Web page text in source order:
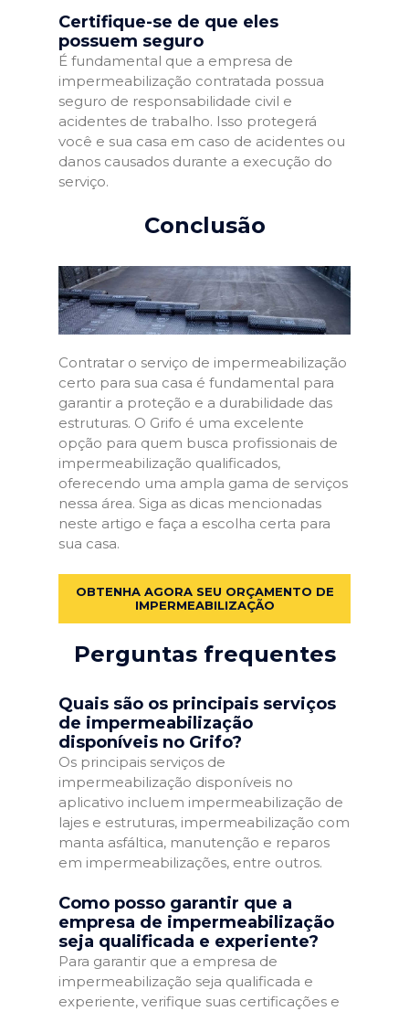
Certifique-se de que eles
possuem seguro
É fundamental que a empresa de
impermeabilização contratada possua
seguro de responsabilidade civil e
acidentes de trabalho. Isso protegerá
você e sua casa em caso de acidentes ou
danos causados durante a execução do
serviço.
Conclusão
Contratar o serviço de impermeabilização
certo para sua casa é fundamental para
garantir a proteção e a durabilidade das
estruturas. O Grifo é uma excelente
opção para quem busca profissionais de
impermeabilização qualificados,
oferecendo uma ampla gama de serviços
nessa área. Siga as dicas mencionadas
neste artigo e faça a escolha certa para
sua casa.
OBTENHA AGORA SEU ORÇAMENTO DE
IMPERMEABILIZAÇÃO
Perguntas frequentes
Quais são os principais serviços
de impermeabilização
disponíveis no Grifo?
Os principais serviços de
impermeabilização disponíveis no
aplicativo incluem impermeabilização de
lajes e estruturas, impermeabilização com
manta asfáltica, manutenção e reparos
em impermeabilizações, entre outros.
Como posso garantir que a
empresa de impermeabilização
seja qualificada e experiente?
Para garantir que a empresa de
impermeabilização seja qualificada e
experiente, verifique suas certificações e